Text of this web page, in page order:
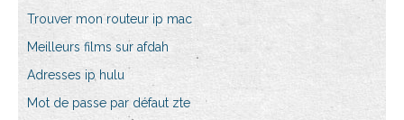
Trouver mon routeur ip mac
Meilleurs films sur afdah
Adresses ip hulu
Mot de passe par défaut zte